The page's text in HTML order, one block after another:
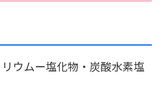
ウムー塩化物・炭酸水素塩